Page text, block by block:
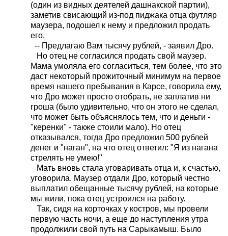
(один из видных деятелей дашнакской партии),
заметив свисающий из-под пиджака отца футляр
маузера, подошел к нему и предложил продать
его.
-- Предлагаю Вам тысячу рублей, - заявил Дро.
Но отец не согласился продать свой маузер.
Мама умоляла его согласиться, тем более, что это
даст некоторый прожиточный минимум на первое
время нашего пребывания в Карсе, говорила ему,
что Дро может просто отобрать, не заплатив ни
гроша (было удивительно, что он этого не сделал,
что может быть объяснялось тем, что и деньги -
"керенки" - также стоили мало). Но отец
отказывался, тогда Дро предложил 500 рублей
денег и "наган", на что отец ответил: "Я из нагана
стрелять не умею!"
Мать вновь стала уговаривать отца и, к счастью,
уговорила. Маузер отдали Дро, который честно
выплатил обе­щанные тысячу рублей, на которые
мы жили, пока отец устроился на работу.
Так, сидя на корточках у костров, мы провели
первую часть ночи, а еще до наступления утра
продолжили свой путь на Сарыкамыш. Было